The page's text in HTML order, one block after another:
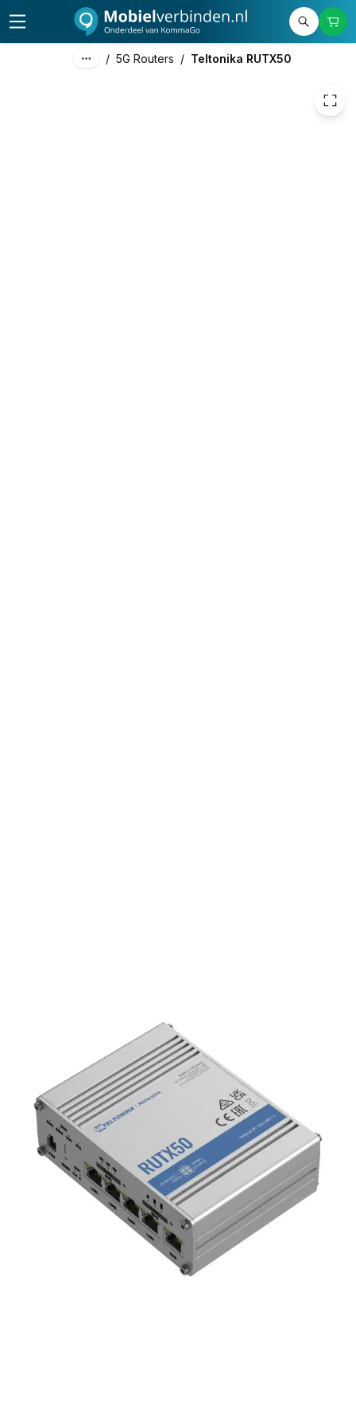
/ 5G Routers / Teltonika RUTX50
456,61 excl. btw
552,50 incl. btw